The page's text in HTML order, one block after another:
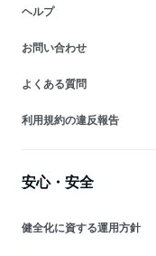
ヘルプ
お問い合わせ
よくある質問
利用規約の違反報告
安心・安全
健全化に資する運用方針